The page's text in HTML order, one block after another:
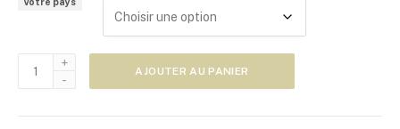
e
d
e
p
r
Votre pays
quantité
AJOUTER AU PANIER